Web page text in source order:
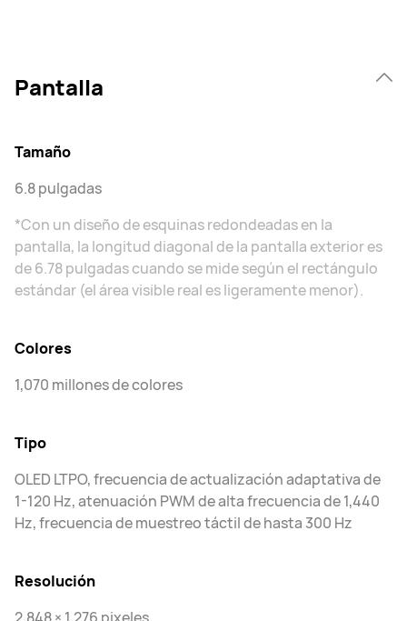
Pantalla
Tamaño
6.8 pulgadas
*Con un diseño de esquinas redondeadas en la
pantalla, la longitud diagonal de la pantalla exterior es
de 6.78 pulgadas cuando se mide según el rectángulo
estándar (el área visible real es ligeramente menor).
Colores
1,070 millones de colores
Tipo
OLED LTPO, frecuencia de actualización adaptativa de
1-120 Hz, atenuación PWM de alta frecuencia de 1,440
Hz, frecuencia de muestreo táctil de hasta 300 Hz
Resolución